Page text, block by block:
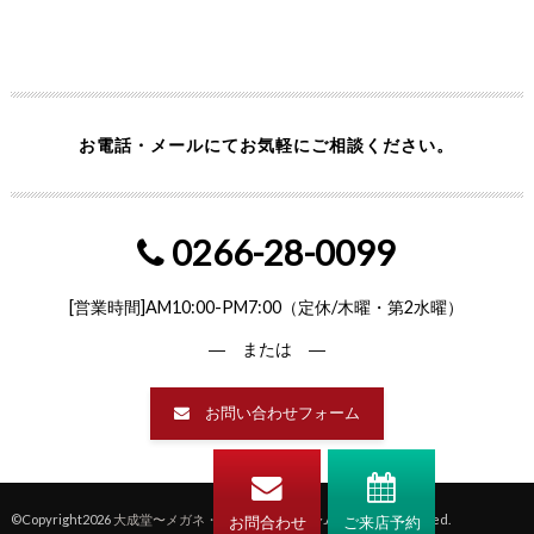
お問合わせ ご来店予約
お電話・メールにてお気軽にご相談ください。
0266-28-0099
[営業時間]AM10:00-PM7:00（定休/木曜・第2水曜）
― または ―
お問い合わせフォーム
©Copyright2026大成堂〜メガネ・補聴器の専門店〜.All Rights Reserved.